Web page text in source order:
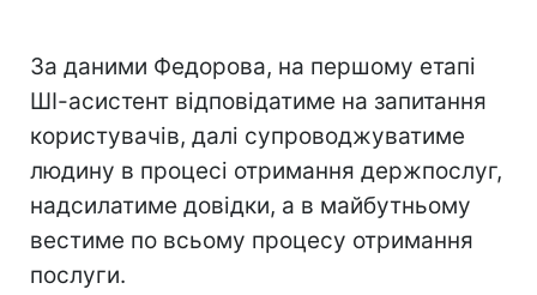
За даними Федорова, на першому етапі
ШІ-асистент відповідатиме на запитання
користувачів, далі супроводжуватиме
людину в процесі отримання держпослуг,
надсилатиме довідки, а в майбутньому
вестиме по всьому процесу отримання
послуги.